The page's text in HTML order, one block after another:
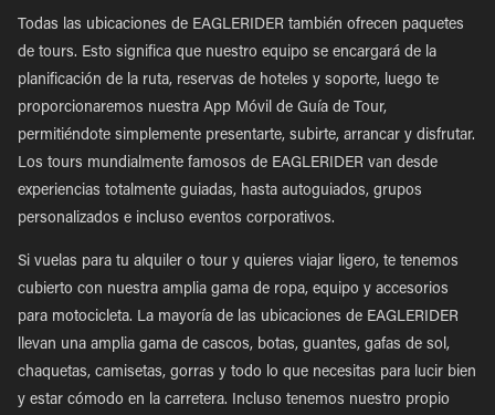
Todas las ubicaciones de EAGLERIDER también ofrecen paquetes
de tours. Esto significa que nuestro equipo se encargará de la
planificación de la ruta, reservas de hoteles y soporte, luego te
proporcionaremos nuestra App Móvil de Guía de Tour,
permitiéndote simplemente presentarte, subirte, arrancar y disfrutar.
Los tours mundialmente famosos de EAGLERIDER van desde
experiencias totalmente guiadas, hasta autoguiados, grupos
personalizados e incluso eventos corporativos.
Si vuelas para tu alquiler o tour y quieres viajar ligero, te tenemos
cubierto con nuestra amplia gama de ropa, equipo y accesorios
para motocicleta. La mayoría de las ubicaciones de EAGLERIDER
llevan una amplia gama de cascos, botas, guantes, gafas de sol,
chaquetas, camisetas, gorras y todo lo que necesitas para lucir bien
y estar cómodo en la carretera. Incluso tenemos nuestro propio